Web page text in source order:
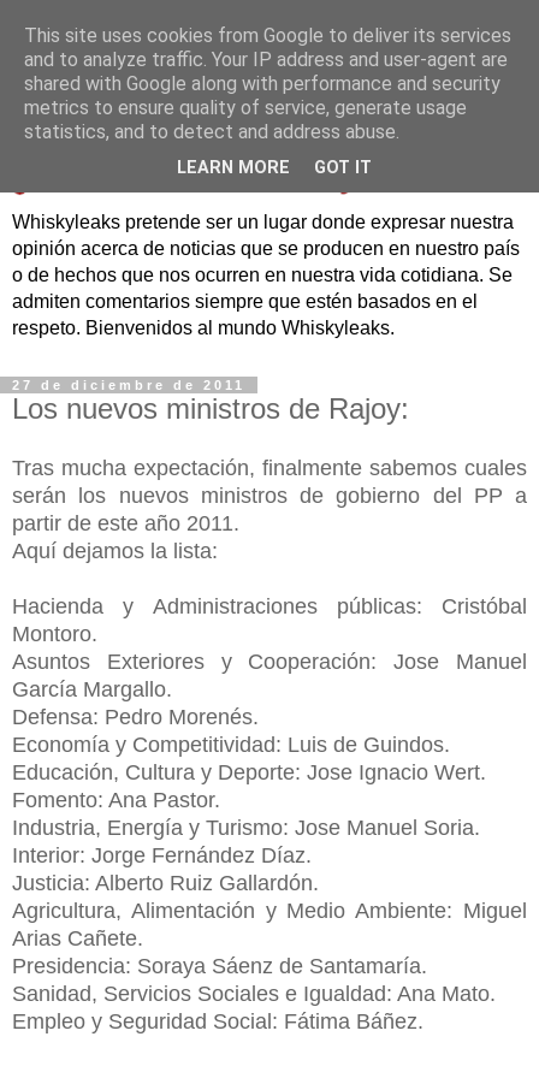
Whiskyleaks pretende ser un lugar donde expresar nuestra
opinión acerca de noticias que se producen en nuestro país
o de hechos que nos ocurren en nuestra vida cotidiana. Se
admiten comentarios siempre que estén basados en el
respeto. Bienvenidos al mundo Whiskyleaks.
27 de diciembre de 2011
Los nuevos ministros de Rajoy:
Tras mucha expectación, finalmente sabemos cuales
serán los nuevos ministros de gobierno del PP a
partir de este año 2011.
Aquí dejamos la lista:
Hacienda y Administraciones públicas: Cristóbal
Montoro.
Asuntos Exteriores y Cooperación: Jose Manuel
García Margallo.
Defensa: Pedro Morenés.
Economía y Competitividad: Luis de Guindos.
Educación, Cultura y Deporte: Jose Ignacio Wert.
Fomento: Ana Pastor.
Industria, Energía y Turismo: Jose Manuel Soria.
Interior: Jorge Fernández Díaz.
Justicia: Alberto Ruiz Gallardón.
Agricultura, Alimentación y Medio Ambiente: Miguel
Arias Cañete.
Presidencia: Soraya Sáenz de Santamaría.
Sanidad, Servicios Sociales e Igualdad: Ana Mato.
Empleo y Seguridad Social: Fátima Báñez.
This site uses cookies from Google to deliver its services
and to analyze traffic. Your IP address and user-agent are
shared with Google along with performance and security
metrics to ensure quality of service, generate usage
statistics, and to detect and address abuse.
LEARN MORE GOT IT